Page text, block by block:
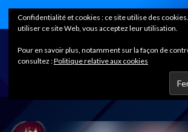
Home
Confidentialité et cookies : ce site utilise des
utiliser ce site Web, vous acceptez leur utilisation.
Pour en savoir plus, notamment sur la façon de
consultez :Politique relative aux cookies